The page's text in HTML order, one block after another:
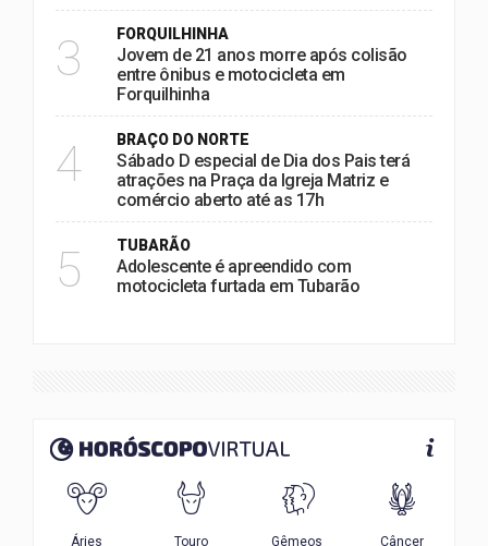
3 FORQUILHINHA
Jovem de 21 anos morre após colisão
entre ônibus e motocicleta em
Forquilhinha
4 BRAÇO DO NORTE
Sábado D especial de Dia dos Pais terá
atrações na Praça da Igreja Matriz e
comércio aberto até as 17h
5 TUBARÃO
Adolescente é apreendido com
motocicleta furtada em Tubarão